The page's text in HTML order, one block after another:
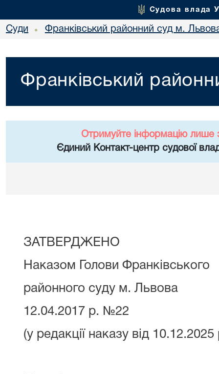
Судова влада
Суди • Франківський районний суд м.
Франківський
Отримуйте інформацію лише
Єдиний Контакт-центр судової
ЗАТВЕРДЖЕНО
Наказом Голови Франківського
районного суду м. Львова
12.04.2017 р. №22
(у редакції наказу від